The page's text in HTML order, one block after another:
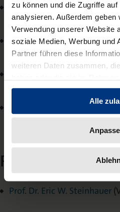
zu können und die Zugriffe
analysieren. Außerdem
Verwendung unserer Website
soziale Medien, Werbung und
Partner führen diese
weiteren Daten zusammen,
gesammelt haben.
Alle
Andreas Nestl
Generaldirektion der
Stephanie Niederalt
Bayerische
Universität Trier
Prof. Dr. Eric Steinhauer
Universitätsbibliothek der
Redaktion
Prof. Dr. Eric W. Steinhauer